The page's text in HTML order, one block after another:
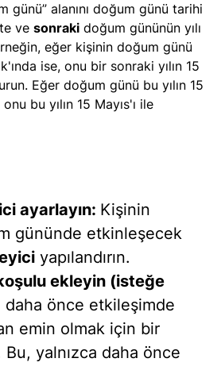
günü” alanını doğum günü tarihi
ve sonraki doğum gününün yılı
eğer kişinin doğum günü
ise, onu bir sonraki yılın 15
Eğer doğum günü bu yılın 15
bu yılın 15 Mayıs'ı ile
ayarlayın: Kişinin
gününde etkinleşecek
yapılandırın.
ekleyin (isteğe
daha önce etkileşimde
emin olmak için bir
yalnızca daha önce